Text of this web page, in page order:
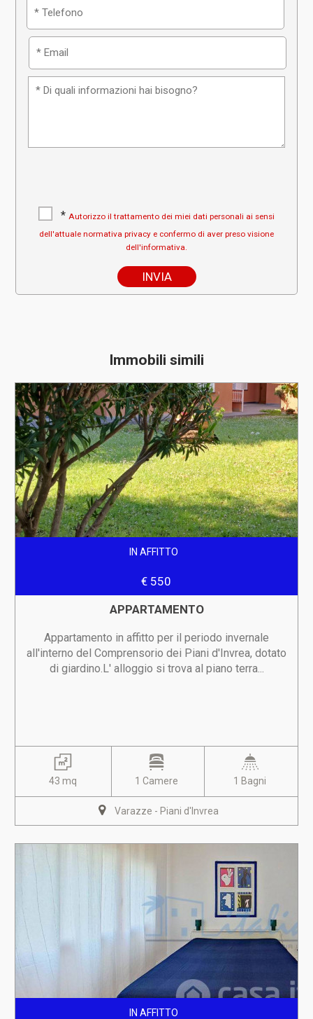
* Autorizzo il trattamento dei miei dati personali ai sensi
dell'attuale normativa privacy e confermo di aver preso visione
dell'informativa.
Immobili simili
IN AFFITTO
€ 550
APPARTAMENTO
Appartamento in affitto per il periodo invernale
all'interno del Comprensorio dei Piani d'Invrea, dotato
di giardino.L' alloggio si trova al piano terra...
43 mq 1 Camere 1 Bagni
Varazze - Piani d'Invrea
IN AFFITTO